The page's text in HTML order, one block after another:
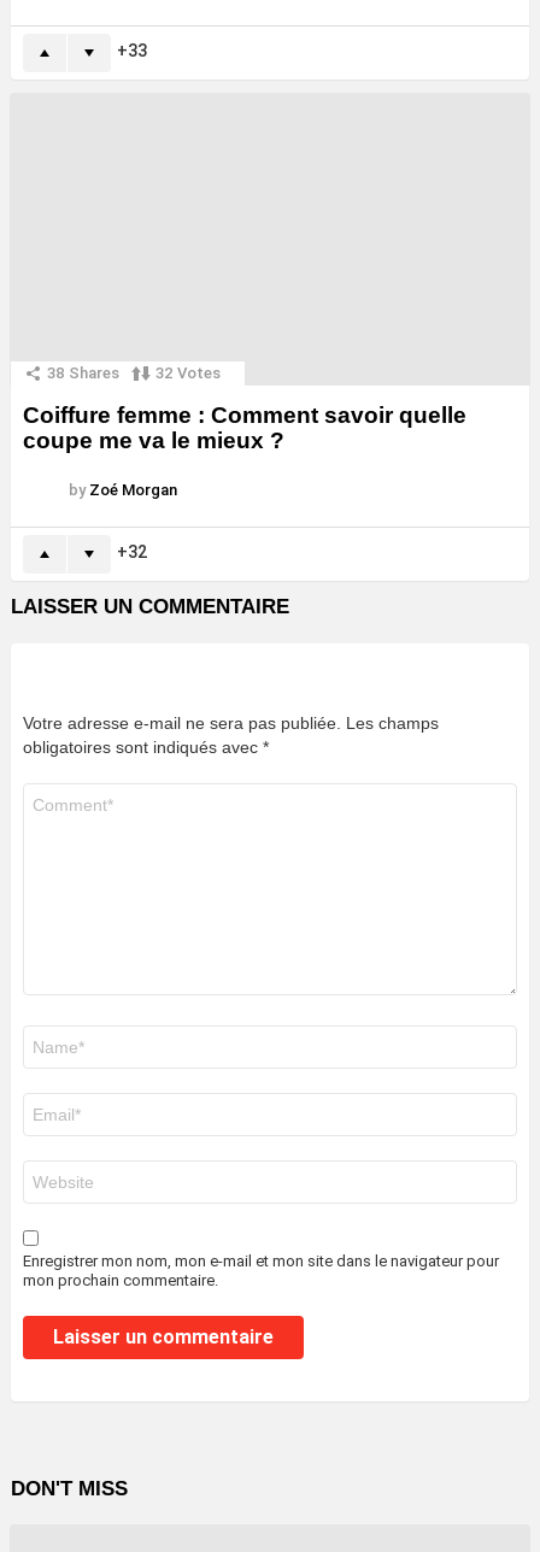
33
38 Shares 32 Votes
Coiffure femme : Comment savoir quelle
coupe me va le mieux ?
by Zoé Morgan
32
LAISSER UN COMMENTAIRE
Votre adresse e-mail ne sera pas publiée. Les champs
obligatoires sont indiqués avec *
mail
*
web
Enregistrer mon nom, mon e-mail et mon site dans le navigateur pour
mon prochain commentaire.
DON'T MISS